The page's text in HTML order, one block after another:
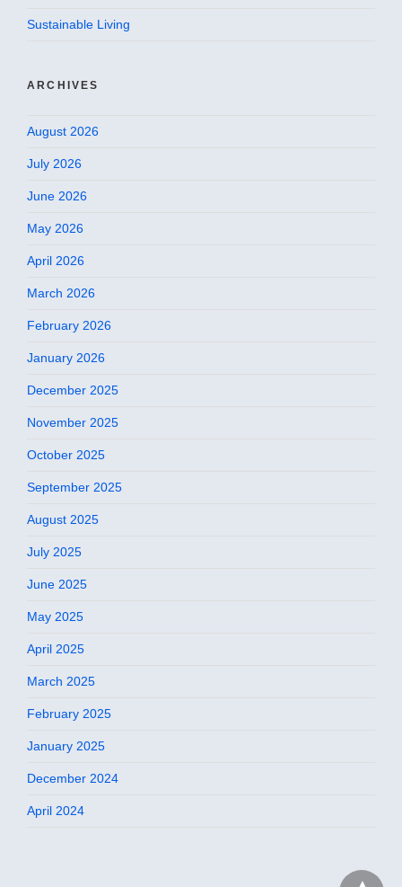
Sustainable Living
ARCHIVES
August 2026
July 2026
June 2026
May 2026
April 2026
March 2026
February 2026
January 2026
December 2025
November 2025
October 2025
September 2025
August 2025
July 2025
June 2025
May 2025
April 2025
March 2025
February 2025
January 2025
December 2024
April 2024